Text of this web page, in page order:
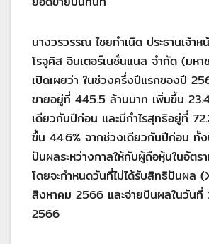
นางวรวรรณ ไชยกำเนิด ประธานเจ้า
โรจูคิส อินเตอร์เนชั่นแนล จำกัด (มหา
เปิดเผยว่า ในช่วงครึ่งปีแรกของปี
ขายอยู่ที่ 445.5 ล้านบาท เพิ่มขึ้น
เดียวกันปีก่อน และมีกำไรสุทธิอยู่ที่
ขึ้น 44.6% จากช่วงเดียวกันปีก่อน ทั้ง
ปันผลระหว่างกาลให้กับผู้ถือหุ้นในอัต
โดยจะกำหนดวันที่ไม่ได้รับสิทธิปันผล
สิงหาคม 2566 และจ่ายปันผลในวันที่
2566